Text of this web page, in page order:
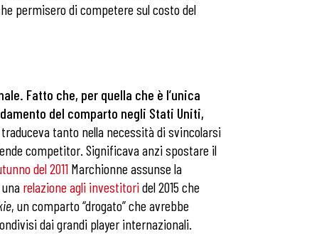
permisero di competere sul costo del
Fatto che, per quella che è l’unica
del comparto negli Stati Uniti,
tanto nella necessità di svincolarsi
competitor. Significava anzi spostare il
del 2011 Marchionne assunse la
relazione agli investitoridel 2015 che
, un comparto “drogato” che avrebbe
dai grandi player internazionali.